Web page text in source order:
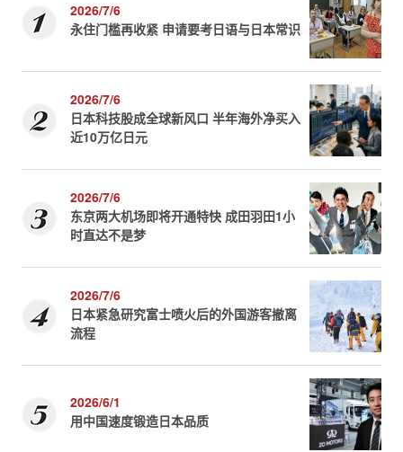
2026/7/6
永住门槛再收紧 申请要考日语与日本常识
2026/7/6
日本科技股成全球新风口 半年海外净买入
近10万亿日元
2026/7/6
东京两大机场即将开通特快 成田羽田1小
时直达不是梦
2026/7/6
日本紧急研究富士喷火后的外国游客撤离
流程
2026/6/1
用中国速度锻造日本品质